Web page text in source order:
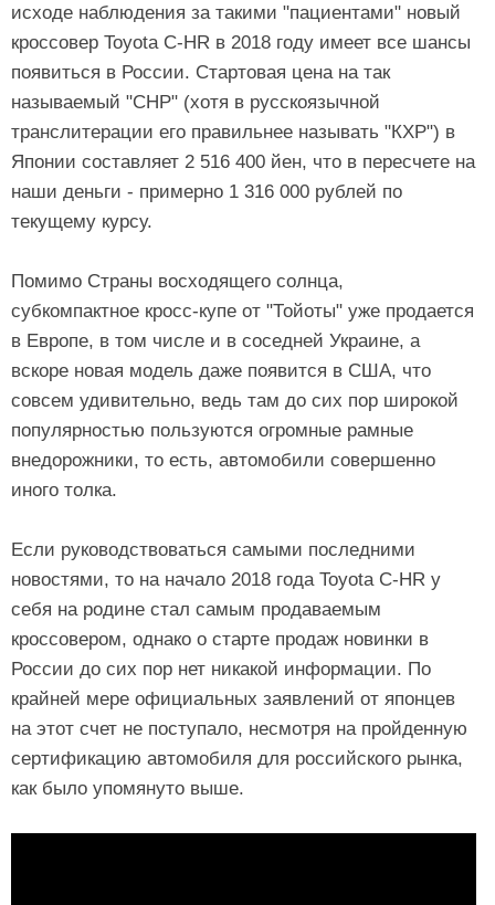
исходе наблюдения за такими "пациентами" новый
кроссовер Toyota C-HR в 2018 году имеет все шансы
появиться в России. Стартовая цена на так
называемый "СНР" (хотя в русскоязычной
транслитерации его правильнее называть "КХР") в
Японии составляет 2 516 400 йен, что в пересчете на
наши деньги - примерно 1 316 000 рублей по
текущему курсу.
Помимо Страны восходящего солнца,
субкомпактное кросс-купе от "Тойоты" уже продается
в Европе, в том числе и в соседней Украине, а
вскоре новая модель даже появится в США, что
совсем удивительно, ведь там до сих пор широкой
популярностью пользуются огромные рамные
внедорожники, то есть, автомобили совершенно
иного толка.
Если руководствоваться самыми последними
новостями, то на начало 2018 года Toyota C-HR у
себя на родине стал самым продаваемым
кроссовером, однако о старте продаж новинки в
России до сих пор нет никакой информации. По
крайней мере официальных заявлений от японцев
на этот счет не поступало, несмотря на пройденную
сертификацию автомобиля для российского рынка,
как было упомянуто выше.